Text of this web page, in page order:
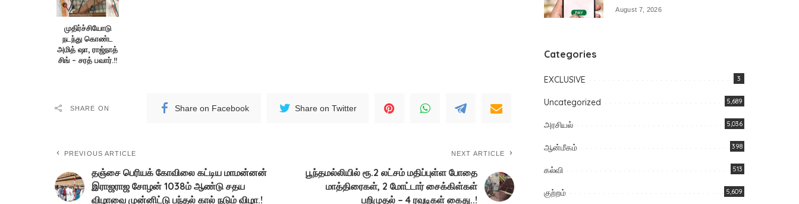
முதிர்ச்சியோடு
நடந்து கொண்ட
அமித் ஷா, ராஜ்நாத்
சிங் – சரத் பவார்.!!
SHARE ON Share on Facebook Share on Twitter
PREVIOUS ARTICLE
தஞ்சை பெரியக் கோவிலை கட்டிய மாமன்னன்
இராஜராஜ சோழன் 1038ம் ஆண்டு சதய
விழாவை முன்னிட்டு பந்தல் கால் நடும் விழா.!
NEXT ARTICLE
பூந்தமல்லியில் ரூ.2 லட்சம் மதிப்புள்ள போதை
மாத்திரைகள், 2 மோட்டார் சைக்கிள்கள்
பறிமுதல் – 4 ரவுடிகள் கைது..!
August 7, 2026
Categories
EXCLUSIVE 3
Uncategorized 5,689
அரசியல் 5,036
ஆன்மீகம் 398
கல்வி 513
குற்றம் 5,609